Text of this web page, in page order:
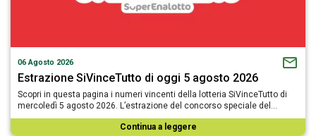
06 Agosto 2026
Estrazione SiVinceTutto di oggi 5 agosto 2026
Scopri in questa pagina i numeri vincenti della lotteria SiVinceTutto di
mercoledì 5 agosto 2026. L’estrazione del concorso speciale del…
Continua a leggere